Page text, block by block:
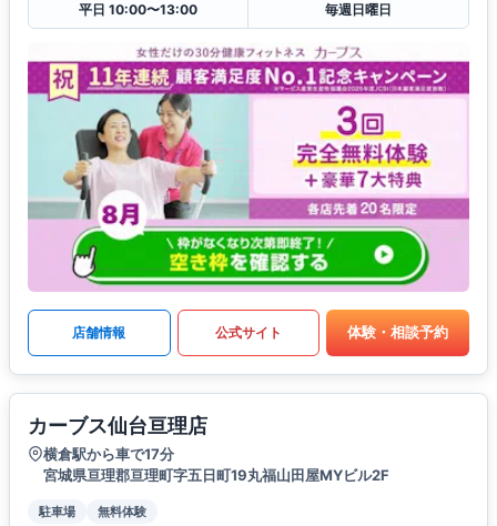
平日 10:00〜13:00
毎週日曜日
店舗情報 公式サイト 体験・相談予約
カーブス仙台亘理店
横倉駅から車で17分
宮城県亘理郡亘理町字五日町19丸福山田屋MYビル2F
駐車場 無料体験